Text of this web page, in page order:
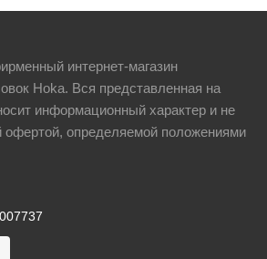
интернет-магазин
Hoka. Вся представленная на
информационный характер и не
офертой, определяемой положениями